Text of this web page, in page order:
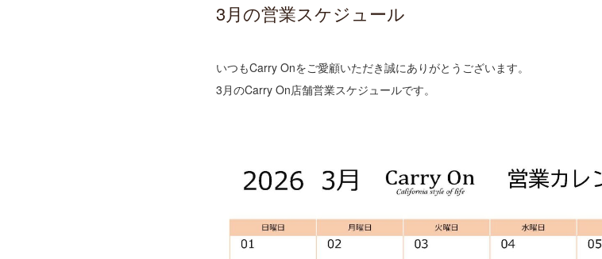
3月の営業スケジュール
いつもCarry Onをご愛顧いただき誠にありがとうございます。
3月のCarry On店舗営業スケジュールです。